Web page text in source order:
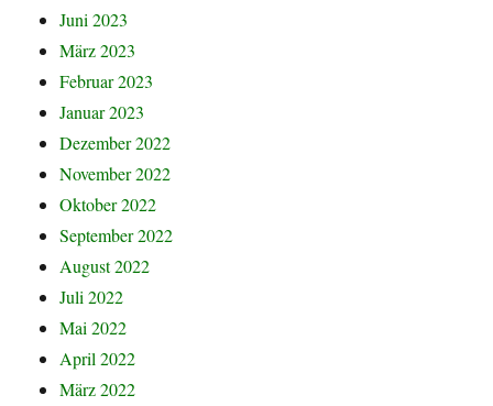
Juni 2023
März 2023
Februar 2023
Januar 2023
Dezember 2022
November 2022
Oktober 2022
September 2022
August 2022
Juli 2022
Mai 2022
April 2022
März 2022